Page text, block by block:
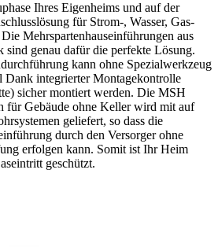
Ihres Eigenheims und auf der
für Strom-, Wasser, Gas-
Mehrspartenhauseinführungen aus
sind genau dafür die perfekte Lösung.
kann ohne Spezialwerkzeug
Dank integrierter Montagekontrolle
sicher montiert werden. Die MSH
für Gebäude ohne Keller wird mit auf
geliefert, so dass die
durch den Versorger ohne
erfolgen kann. Somit ist Ihr Heim
geschützt.